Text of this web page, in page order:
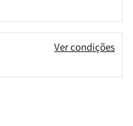
Ver condições